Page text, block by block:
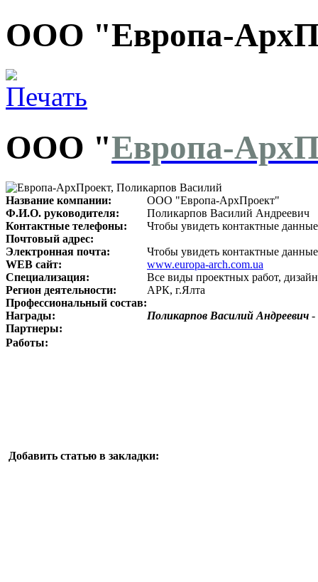
ООО "Европа-
ООО "Европа-
Название компании:
ООО "Европа-АрхПроект"
Ф.И.О. руководителя:
Поликарпов Василий Андреевич
Контактные телефоны:
Чтобы увидеть контактные
Почтовый адрес:
Электронная почта:
Чтобы увидеть контактные
WEB сайт:
www.europa-arch.com.ua
Специализация:
Все виды проектных работ,
Регион деятельности:
АРК, г.Ялта
Профессиональный состав:
Награды:
Поликарпов Василий Андреевич -
Партнеры:
Работы:
Добавить статью в закладки: